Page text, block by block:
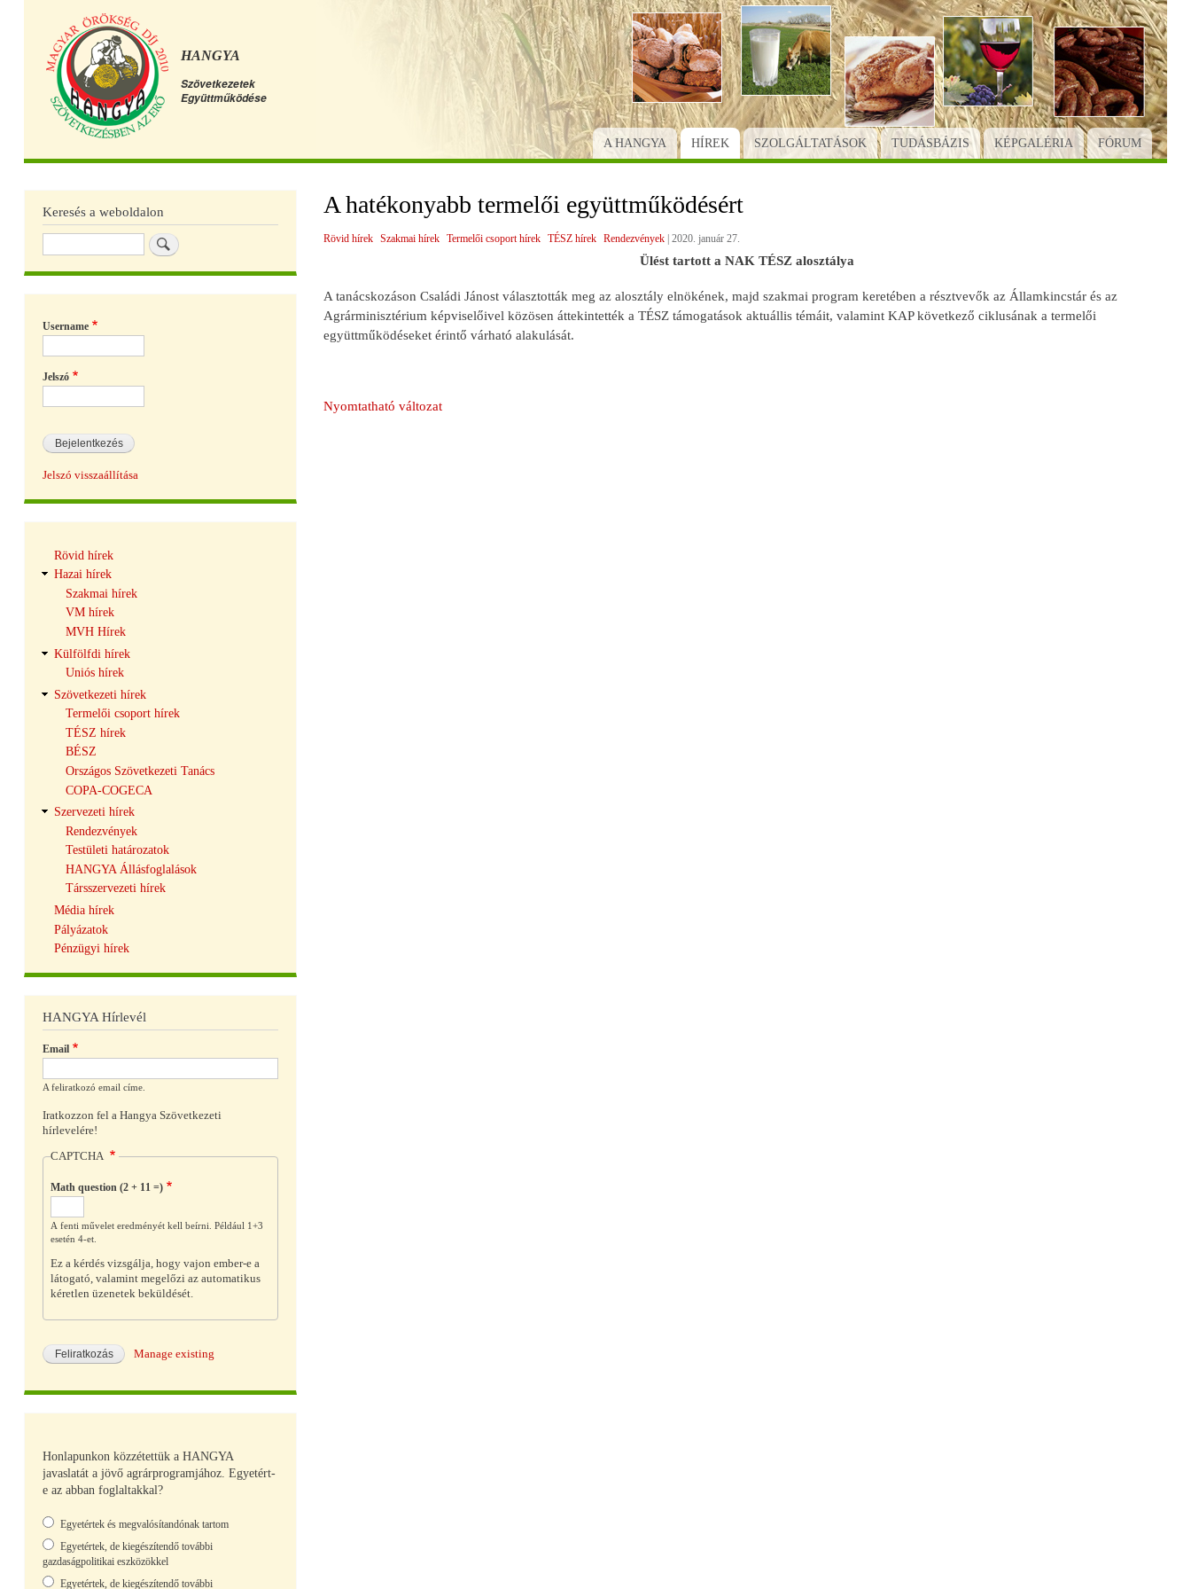
Ugrás
a
tartalomra
HANGYA
Szövetkezetek
Együttműködése
Főmenü
A HANGYA HÍREK SZOLGÁLTATÁSOK TUDÁSBÁZIS KÉPGALÉRIA FÓRUM
A hatékonyabb termelői együttműködésért
Rövid hírek Szakmai hírek Termelői csoport hírek TÉSZ hírek Rendezvények 2020. január 27.
Ülést tartott a NAK TÉSZ alosztálya
A tanácskozáson Családi Jánost választották meg az alosztály elnökének, majd szakmai program keretében a résztvevők az Államkincstár és az
Agrárminisztérium képviselőivel közösen áttekintették a TÉSZ támogatások aktuállis témáit, valamint KAP következő ciklusának a termelői
együttműködéseket érintő várható alakulását.
Nyomtatható változat
Keresés a weboldalon
Username
Jelszó
Jelszó visszaállítása
navigáció
Rövid hírek
Hazai hírek
Szakmai hírek
VM hírek
MVH Hírek
Külfölfdi hírek
Uniós hírek
Szövetkezeti hírek
Termelői csoport hírek
TÉSZ hírek
BÉSZ
Országos Szövetkezeti Tanács
COPA-COGECA
Szervezeti hírek
Rendezvények
Testületi határozatok
HANGYA Állásfoglalások
Társszervezeti hírek
Média hírek
Pályázatok
Pénzügyi hírek
HANGYA Hírlevél
Email
A feliratkozó email címe.
Iratkozzon fel a Hangya Szövetkezeti
hírlevelére!
CAPTCHA
Math question (2 + 11 =)
A fenti művelet eredményét kell beírni. Például 1+3
esetén 4-et.
Ez a kérdés vizsgálja, hogy vajon ember-e a
látogató, valamint megelőzi az automatikus
kéretlen üzenetek beküldését.
Manage existing
Honlapunkon közzétettük a HANGYA
javaslatát a jövő agrárprogramjához. Egyetért-
e az abban foglaltakkal?
Választások
Egyetértek és megvalósítandónak tartom
Egyetértek, de kiegészítendő további
gazdaságpolitikai eszközökkel
Egyetértek, de kiegészítendő további